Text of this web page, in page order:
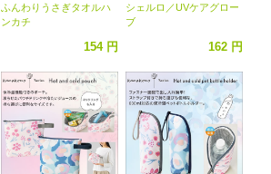
ふんわりうさぎタオルハ
ンカチ
154 円
シェルロ／UVケアグロー
ブ
162 円